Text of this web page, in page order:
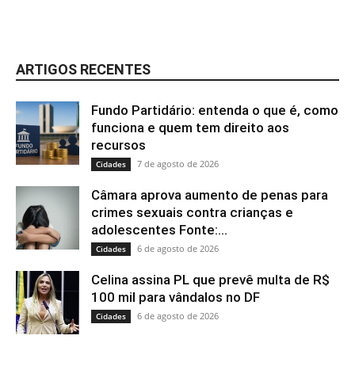
ARTIGOS RECENTES
Fundo Partidário: entenda o que é, como
funciona e quem tem direito aos
recursos
Cidades 7 de agosto de 2026
Câmara aprova aumento de penas para
crimes sexuais contra crianças e
adolescentes Fonte:...
Cidades 6 de agosto de 2026
Celina assina PL que prevê multa de R$
100 mil para vândalos no DF
Cidades 6 de agosto de 2026